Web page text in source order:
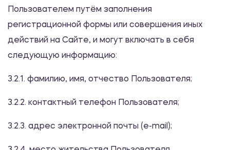
Пользователем путём заполнения
регистрационной формы или совершения иных
действий на Сайте, и могут включать в себя
следующую информацию:
3.2.1. фамилию, имя, отчество Пользователя;
3.2.2. контактный телефон Пользователя;
3.2.3. адрес электронной почты (e-mail);